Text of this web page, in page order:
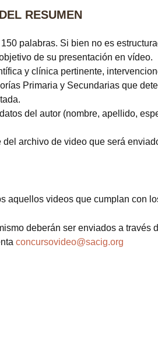
RESUMEN
palabras. Si bien no es
de su presentación en vídeo.
y clínica pertinente,
Primaria y Secundarias que
del autor (nombre, apellido,
del archivo de video que será
aquellos videos que cumplan con
deberán ser enviados a través
concursovideo@sacig.org